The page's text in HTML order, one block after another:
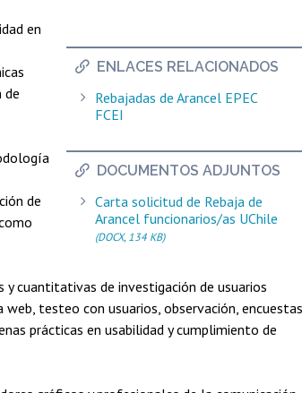
ENLACES RELACIONADOS
Rebajadas de Arancel EPEC
FCEI
DOCUMENTOS ADJUNTOS
Carta solicitud de Rebaja de
Arancel funcionarios/as UChile
(DOCX, 134 KB)
en
de
de
cuantitativas de investigación de usuarios
testeo con usuarios, observación, encuestas
prácticas en usabilidad y cumplimiento de